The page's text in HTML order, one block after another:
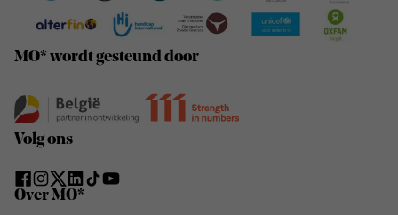
MO* wordt gesteund door
Volg ons
Over MO*